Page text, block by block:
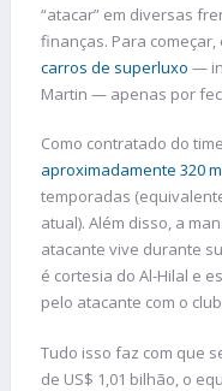
“atacar” em diversas
finanças. Para
carros de superluxo —
Martin — apenas por
Como contratado do
aproximadamente 320
temporadas
atual). Além disso, a
atacante vive durante
é cortesia do Al-Hilal e
pelo atacante com o
Tudo isso faz com que
de US$ 1,01 bilhão, o